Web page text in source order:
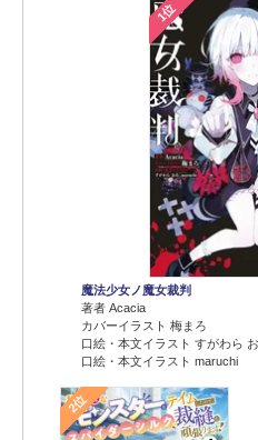
1位
魔法少女ノ魔女裁判
著者 Acacia
カバーイラスト 梅まろ
口絵・本文イラスト すがわら
口絵・本文イラスト maruchi
2位